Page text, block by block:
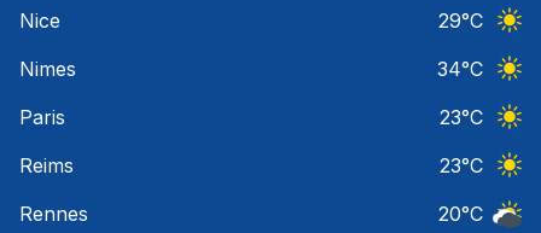
Nice
29°C
Nimes
34°C
Paris
23°C
Reims
23°C
Rennes
20°C